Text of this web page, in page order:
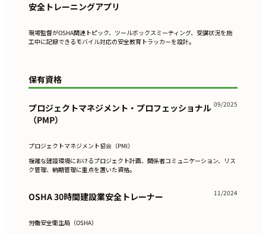
安全トレーニングアプリ
現場監督がOSHA関連トピック、ツールボックスミーティング、受講状況を施
工中に記録できるモバイル対応の安全教育トラッカーを設計。
保有資格
プロジェクトマネジメント・プロフェッショナル
（PMP）
09/2025
プロジェクトマネジメント協会（PMI）
複雑な建設環境におけるプロジェクト計画、関係者コミュニケーション、リス
ク管理、納期管理に重点を置いた資格。
OSHA 30時間建設業安全トレーナー 11/2024
労働安全衛生局（OSHA）